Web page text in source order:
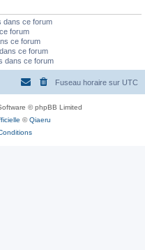
dans ce forum
forum
ce forum
ce forum
dans ce forum
Fuseau horaire sur UTC
© phpBB Limited
©Qiaeru